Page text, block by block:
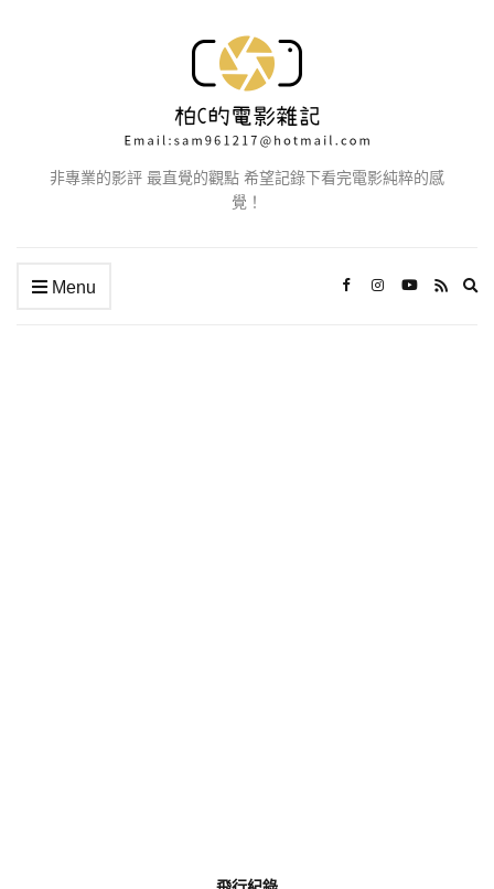
非專業的影評 最直覺的觀點 希望記錄下看完電影純粹的感
覺！
Menu